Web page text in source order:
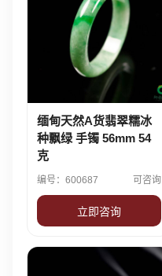
缅甸天然A货翡翠糯冰
种飘绿 手镯 56mm 54
克
编号：600687 可咨询
立即咨询